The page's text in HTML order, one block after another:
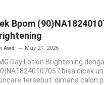
Bpom
Awd May 21, 2026
Day Lotion Brightening
bisa dicek
tersebut. dimana calon